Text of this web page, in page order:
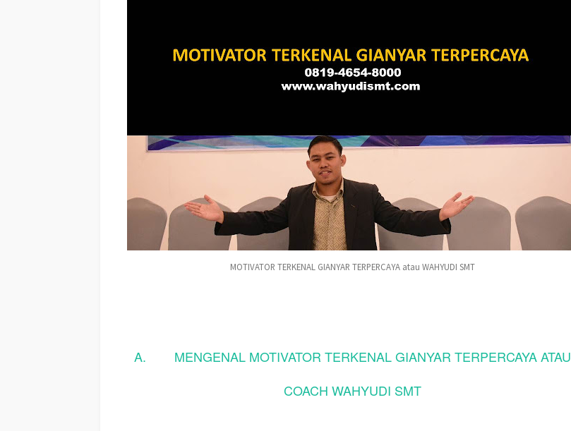
MOTIVATOR TERKENAL GIANYAR TERPERCAYA atau WAHYUDI SMT
A.
MENGENAL MOTIVATOR TERKENAL GIANYAR TERPERCAYA ATAU
COACH WAHYUDI SMT